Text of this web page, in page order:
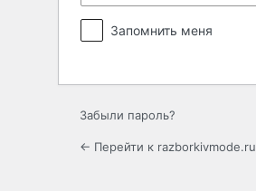
Запомнить меня
Забыли пароль?
← Перейти к razborkivmode.ru